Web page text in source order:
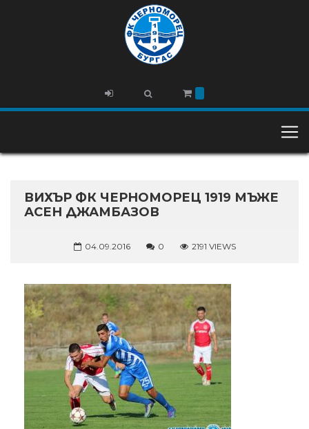
ВИХЪР ФК ЧЕРНОМОРЕЦ 1919 МЪЖЕ
АСЕН ДЖАМБАЗОВ
04.09.2016 0 2191 VIEWS